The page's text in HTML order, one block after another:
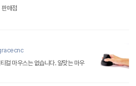
매점
컬 마우스는 없습니다. 알맞는 마우